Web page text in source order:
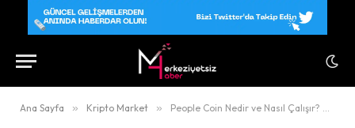
Ana Sayfa » Kripto Market » People Coin Nedir ve Nasıl Çalışır? Detaylı Rehber